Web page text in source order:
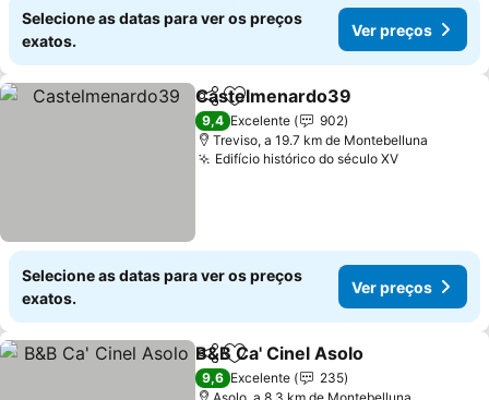
Selecione as datas para ver os preços
exatos.
Ver preços
PartilharAdicionar aos favoritos
Castelmenardo39
9,4 Excelente
902
Treviso, a 19.7 km de Montebelluna
Edifício histórico do século XVVer preços
Selecione as datas para ver os preços
exatos.
Ver preços
PartilharAdicionar aos favoritos
B&B Ca' Cinel Asolo
9,6 Excelente
235